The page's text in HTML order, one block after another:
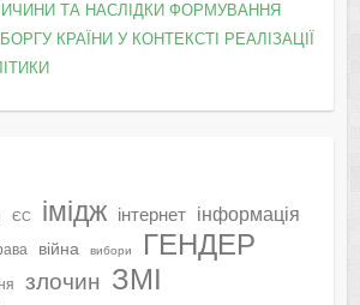
ТА НАСЛІДКИ ФОРМУВАННЯ
КРАЇНИ У КОНТЕКСТІ РЕАЛІЗАЦІЇ
ЄС імідж інтернет інформація
війна вибори ГЕНДЕР
злочин ЗМІ